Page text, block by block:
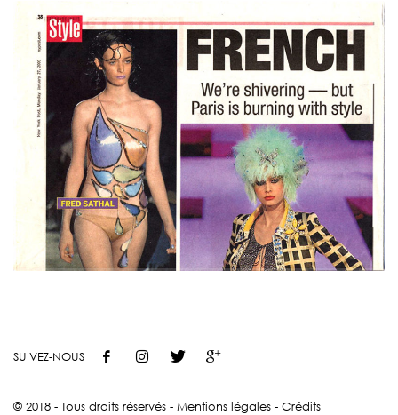
SUIVEZ-NOUS
© 2018 - Tous droits réservés - Mentions légales - Crédits